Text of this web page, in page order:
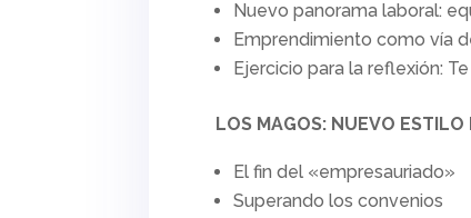
Nuevo panorama laboral:
Emprendimiento como vía
Ejercicio para la reflexión:
LOS MAGOS: NUEVO ESTILO
El fin del «empresauriado»
Superando los convenios